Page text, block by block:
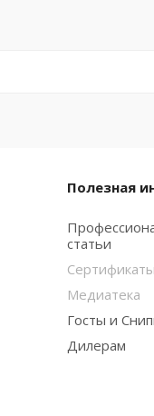
Полезная
статьи
Медиатека
Госты и
Дилерам